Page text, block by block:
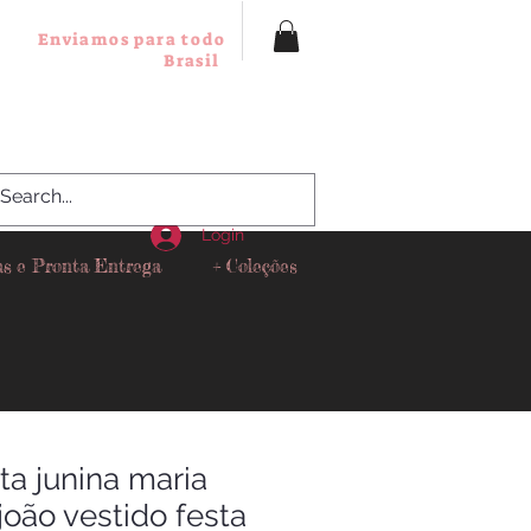
Enviamos para todo
Brasil
e Pronta Entrega + Coleções
Login
junina maria
vestido festa